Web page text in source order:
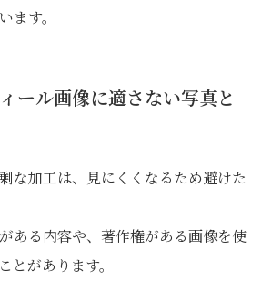
ます。
ール画像に適さない写真と
な加工は、見にくくなるため避けた
ある内容や、著作権がある画像を使
とがあります。